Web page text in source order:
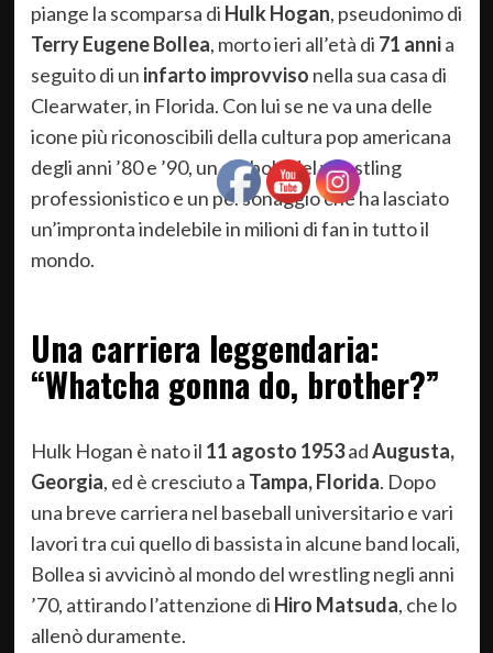
piange la scomparsa di Hulk Hogan, pseudonimo di
Terry Eugene Bollea, morto ieri all’età di 71 annia
seguito di un infarto improvviso nella sua casa di
Clearwater, in Florida. Con lui se ne va una delle
icone più riconoscibili della cultura pop americana
degli anni ’80 e ’90, un simbolo del wrestling
professionistico e un personaggio che ha lasciato
un’impronta indelebile in milioni di fan in tutto il
mondo.
Una carriera leggendaria:
“Whatcha gonna do, brother?”
Hulk Hogan è nato il 11 agosto 1953adAugusta,
Georgia, ed è cresciuto a Tampa, Florida. Dopo
una breve carriera nel baseball universitario e vari
lavori tra cui quello di bassista in alcune band locali,
Bollea si avvicinò al mondo del wrestling negli anni
’70, attirando l’attenzione di Hiro Matsuda, che lo
allenò duramente.